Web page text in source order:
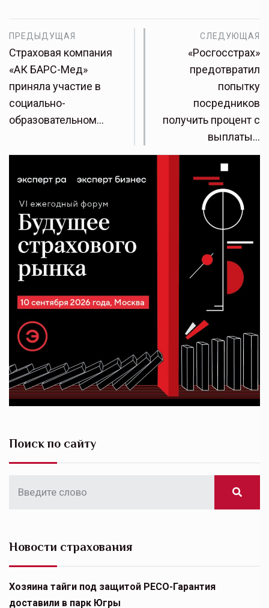
ПРЕДЫДУЩАЯ
Страховая компания
«АК БАРС-Мед»
приняла участие в
социально-
образовательном…
СЛЕДУЮЩАЯ
«Росгосстрах»
предотвратил
попытку
посредников
получить процент с
выплаты…
Поиск по сайту
Новости страхования
Хозяина тайги под защитой РЕСО-Гарантия
доставили в парк Югры